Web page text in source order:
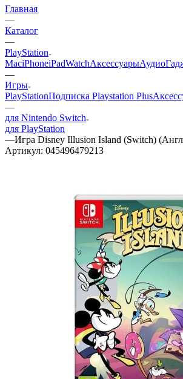
Главная
—
Каталог
—
PlayStation
MaciPhoneiPadWatchАксессуарыАудио
—
Игры
PlayStationПодписка Playstation Plus
—
для Nintendo Switch
для PlayStation
—Игра Disney Illusion Island (Switch)
Артикул: 045496479213